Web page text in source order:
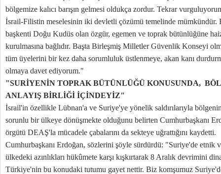
bölgemize kalıcı barışın gelmesi oldukça zordur. Tekrar
İsrail-Filistin meselesinin iki devletli çözümü temelinde mümkündür.
başkenti Doğu Kudüs olan özgür, egemen ve toprak bütünlüğüne
kurulmasına bağlıdır. Başta Birleşmiş Milletler Güvenlik Konseyi
tüm üyelerini bir kez daha sorumluluk üstlenmeye, akan kanı
olmaya davet ediyorum."
"SURİYENİN TOPRAK BÜTÜNLÜĞÜ KONUSUNDA,
ANLAYIŞ BİRLİĞİ İÇİNDEYİZ"
İsrail'in özellikle Lübnan'a ve Suriye'ye yönelik saldırılarıyla
sorunlu bir ülkeye dönüşmekte olduğunu belirten Cumhurbaşkanı
örgütü DEAŞ'la mücadele çabalarını da sekteye uğrattığını kaydetti.
Cumhurbaşkanı Erdoğan, sözlerini şöyle sürdürdü: "Suriye'de etnik
ülkedeki azınlıkları hükûmete karşı kışkırtarak 8 Aralık devrimini
Türkiye'nin bu konudaki tutumu gayet nettir. Biz komşumuz